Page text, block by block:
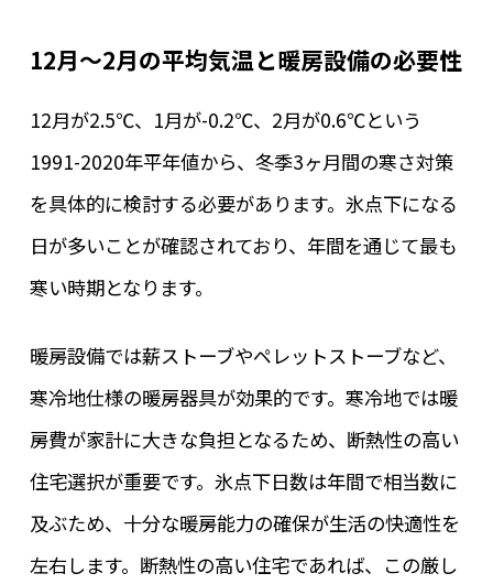
12月～2月の平均気温と暖房設備の必要性
12月が2.5℃、1月が-0.2℃、2月が0.6℃という
1991-2020年平年値から、冬季3ヶ月間の寒さ対策
を具体的に検討する必要があります。氷点下になる
日が多いことが確認されており、年間を通じて最も
寒い時期となります。
暖房設備では薪ストーブやペレットストーブなど、
寒冷地仕様の暖房器具が効果的です。寒冷地では暖
房費が家計に大きな負担となるため、断熱性の高い
住宅選択が重要です。氷点下日数は年間で相当数に
及ぶため、十分な暖房能力の確保が生活の快適性を
左右します。断熱性の高い住宅であれば、この厳し